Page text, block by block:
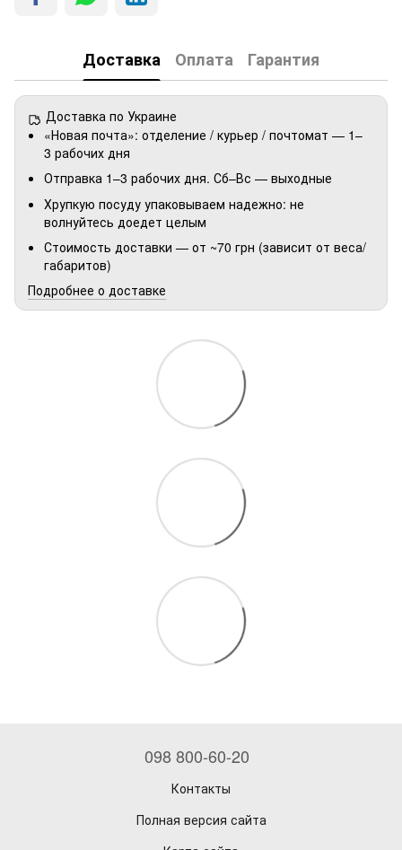
Доставка Оплата Гарантия
Доставка по Украине
«Новая почта»: отделение / курьер / почтомат — 1–
3 рабочих дня
Отправка 1–3 рабочих дня. Сб–Вс — выходные
Хрупкую посуду упаковываем надежно: не
волнуйтесь доедет целым
Стоимость доставки — от ~70 грн (зависит от веса/
габаритов)
Подробнее о доставке
098 800-60-20
Контакты
Полная версия сайта